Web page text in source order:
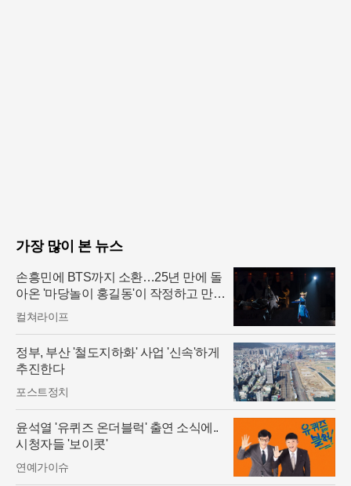
가장 많이 본 뉴스
손흥민에 BTS까지 소환…25년 만에 돌
아온 '마당놀이 홍길동'이 작정하고 만든
무대
컬쳐라이프
정부, 부산 '철도지하화' 사업 '신속'하게
추진한다
포스트정치
윤석열 '유퀴즈 온더블럭' 출연 소식에..
시청자들 '보이콧'
연예가이슈